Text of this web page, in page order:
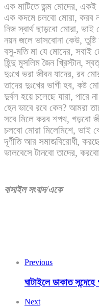
এক মাটিতে জন্ম মোদের,
এক কদমে চলবো মোরা, করব
নিজ স্বার্থ ছাড়বো মোরা, ভাই
নয়ন জলে ভাসবোনা কেউ,
বসু-মতি মা যে মোদের, সবাই
হিন্দু মুসলিম জৈন খ্রিস্টান,
দুঃখে ভরা জীবন যাদের, রব
তাদের দুঃখের ভাগী হব, কষ্ট
দুর্বল হয়ে চলেছে যারা, পারে
হেন ভাবে রবে কেন? আমরা
সবে মিলে করব শপথ, গড়বো
চলবো মোরা মিলেমিশে, ভাই
দূর্ণীতি আর সমাজবিরোধী, করছে
ভালবেসে টানবো তাদের,
বাসাইল সংবাদ/একে
Previous
ঘাটাইলে ডাকাত
Next